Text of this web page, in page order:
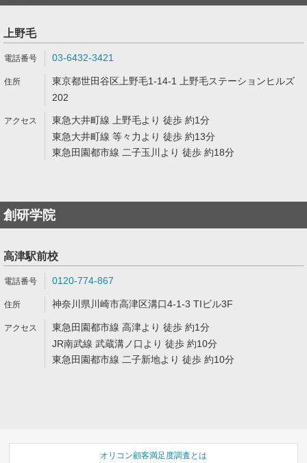
上野毛
03-6432-3421
東京都世田谷区上野毛1-14-1 上野毛ステーションヒルズ
202
東急大井町線 上野毛より 徒歩 約1分
東急大井町線 等々力より 徒歩 約13分
東急田園都市線 二子玉川より 徒歩 約18分
創研学院
高津駅前校
0120-774-867
神奈川県川崎市高津区溝口4-1-3 TIビル3F
東急田園都市線 高津より 徒歩 約1分
JR南武線 武蔵溝ノ口より 徒歩 約10分
東急田園都市線 二子新地より 徒歩 約10分
オリコン顧客満足度調査とは